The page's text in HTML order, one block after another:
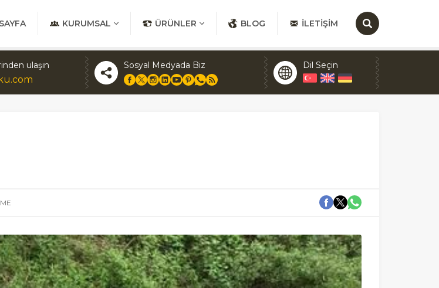
KURUMSAL ÜRÜNLER BLOG İLETIŞIM
ulaşın Sosyal Medyada Biz Dil Seçin